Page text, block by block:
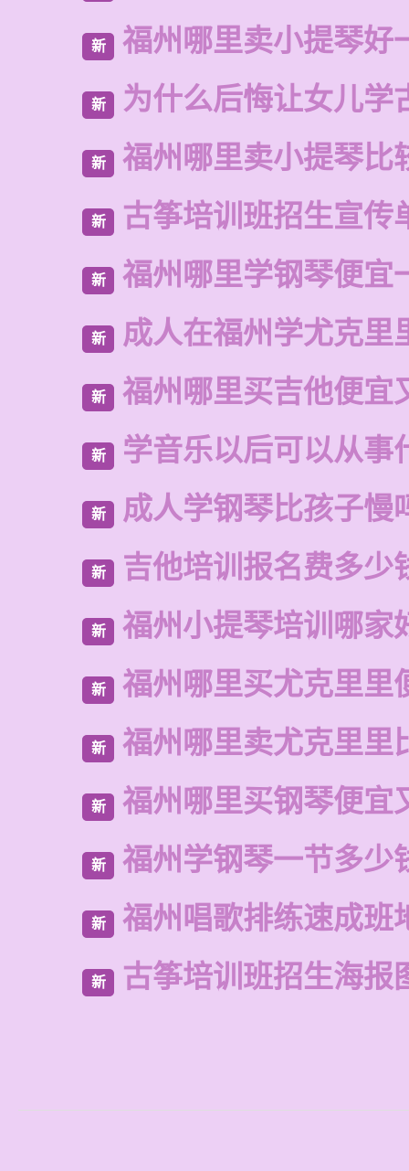
新 福州哪里卖小提琴好
新 为什么后悔让女儿学
新 福州哪里卖小提琴比
新 古筝培训班招生宣传
新 福州哪里学钢琴便宜
新 成人在福州学尤克里
新 福州哪里买吉他便宜
新 学音乐以后可以从事
新 成人学钢琴比孩子慢
新 吉他培训报名费多少
新 福州小提琴培训哪家
新 福州哪里买尤克里里
新 福州哪里卖尤克里里
新 福州哪里买钢琴便宜
新 福州学钢琴一节多少
新 福州唱歌排练速成班
新 古筝培训班招生海报